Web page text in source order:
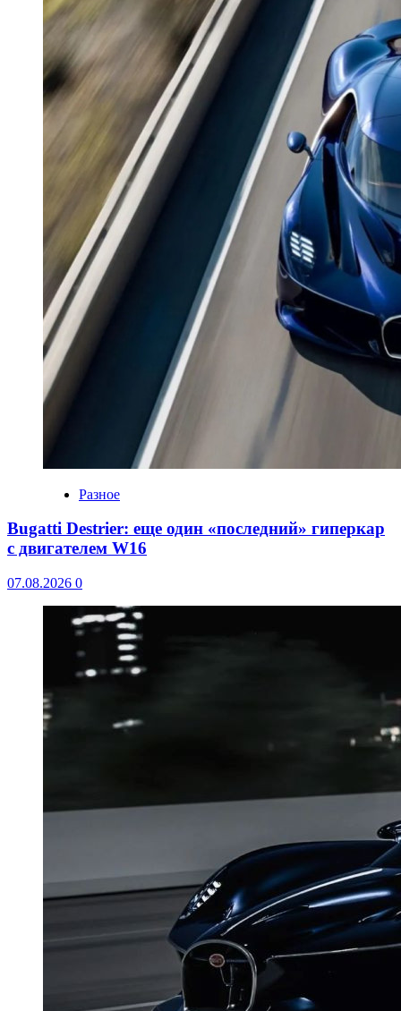
Разное
Bugatti Destrier: еще один «последний» гиперкар
с двигателем W16
07.08.2026 0